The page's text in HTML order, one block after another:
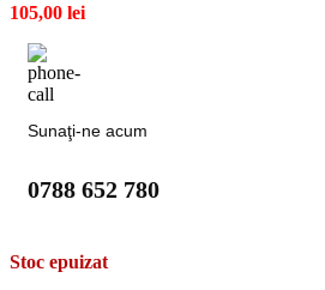
105,00 lei
Sunaţi-ne acum
0788 652 780
Stoc epuizat